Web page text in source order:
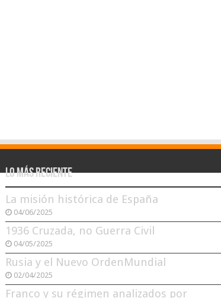
Lo más reciente
La misión histórica de España
04/06/2025
1936 Cruzada, no Guerra Civil
04/05/2025
Rusia y el Nuevo OrdenMundial
02/04/2025
Franco y su régimen analizados por